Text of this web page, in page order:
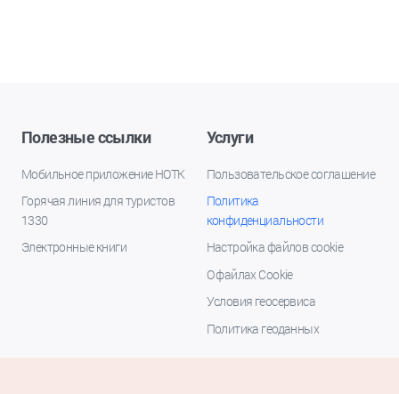
Полезные ссылки
Мобильное приложение НОТК
Горячая линия для туристов
1330
Электронные книги
Услуги
Пользовательское соглашение
Политика
конфиденциальности
Настройка файлов cookie
О файлах Cookie
Условия геосервиса
Политика геоданных